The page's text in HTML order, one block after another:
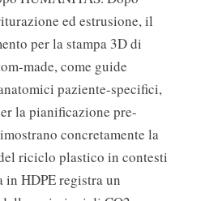
ed estrusione, il
per la stampa 3D di
made, come guide
paziente-specifici,
la pianificazione pre-
concretamente la
riciclo plastico in contesti
HDPE registra un